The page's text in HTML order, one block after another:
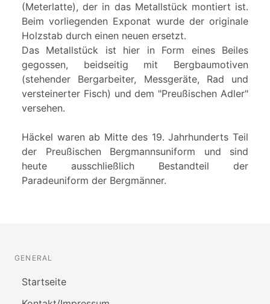
(Meterlatte), der in das Metallstück montiert ist.
Beim vorliegenden Exponat wurde der originale
Holzstab durch einen neuen ersetzt.
Das Metallstück ist hier in Form eines Beiles
gegossen, beidseitig mit Bergbaumotiven
(stehender Bergarbeiter, Messgeräte, Rad und
versteinerter Fisch) und dem "Preußischen Adler"
versehen.
Häckel waren ab Mitte des 19. Jahrhunderts Teil
der Preußischen Bergmannsuniform und sind
heute ausschließlich Bestandteil der
Paradeuniform der Bergmänner.
GENERAL
Startseite